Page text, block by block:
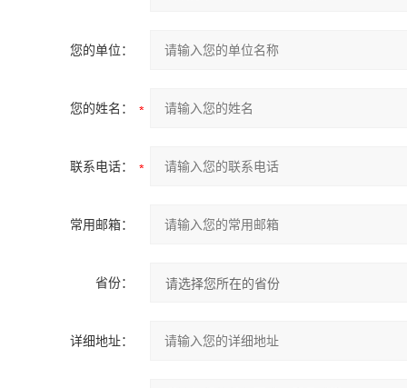
您的单位：
您的姓名：
联系电话：
常用邮箱：
省份：
详细地址：